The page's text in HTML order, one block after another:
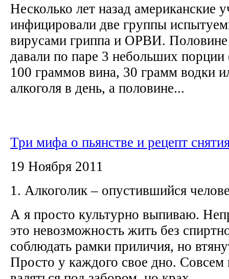
Несколько лет назад американские
инфицировали две группы
вирусами гриппа и ОРВИ.
давали по паре 3 небольших порции
100 граммов вина, 30 грамм водки
алкоголя в день, а половине...
Три мифа о пьянстве и рецепт
19 Ноября 2011
1. Алкоголик – опустившийся
А я просто культурно выпиваю.
это невозможность жить без
соблюдать рамки приличия, но
Просто у каждого свое дно. Совсем